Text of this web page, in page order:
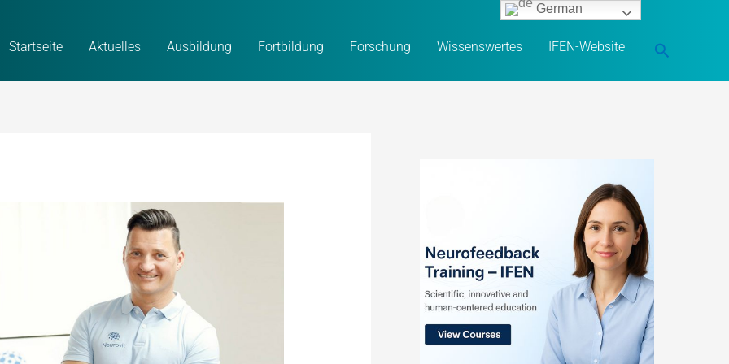
Startseite Aktuelles Ausbildung Fortbildung Forschung Wissenswertes IFEN-Website Suchen
German